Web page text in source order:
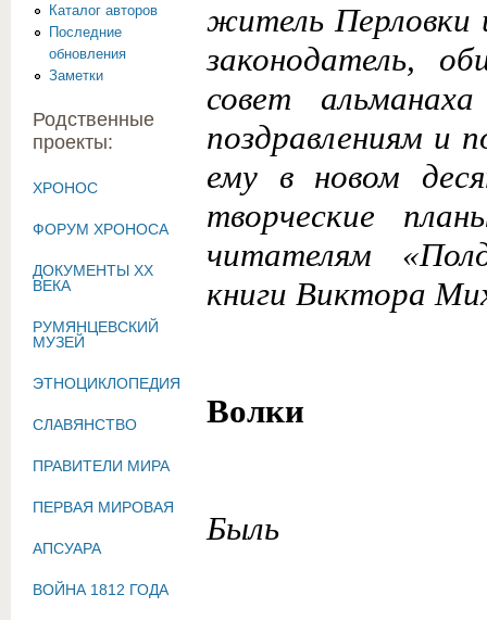
житель Перловки
законодатель,
совет
поздравлениям и
ему в новом
творческие
читателям
книги Виктора
Волки
Быль
Каталог авторов
Последние
обновления
Заметки
Родственные
проекты:
ХРОНОС
ФОРУМ ХРОНОСА
ДОКУМЕНТЫ XX
ВЕКА
РУМЯНЦЕВСКИЙ
МУЗЕЙ
ЭТНОЦИКЛОПЕДИЯ
СЛАВЯНСТВО
ПРАВИТЕЛИ МИРА
ПЕРВАЯ МИРОВАЯ
АПСУАРА
ВОЙНА 1812 ГОДА